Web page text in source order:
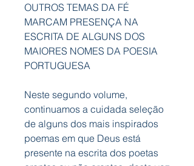
OUTROS TEMAS DA FÉ
MARCAM PRESENÇA NA
ESCRITA DE ALGUNS DOS
MAIORES NOMES DA POESIA
PORTUGUESA
Neste segundo volume,
continuamos a cuidada seleção
de alguns dos mais inspirados
poemas em que Deus está
presente na escrita dos poetas